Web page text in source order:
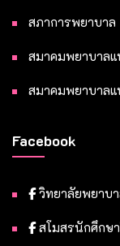
สภาการพยาบาล
สมาคมพยาบาลแ
สมาคมพยาบาลแ
Facebook
วิทยาลัยพยาบ
สโมสรนักศึกษ